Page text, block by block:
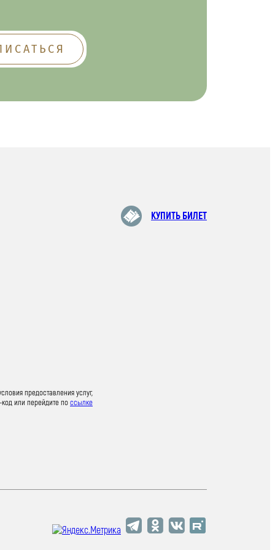
КУПИТЬ БИЛЕТ
предоставления услуг,
код или перейдите поссылке